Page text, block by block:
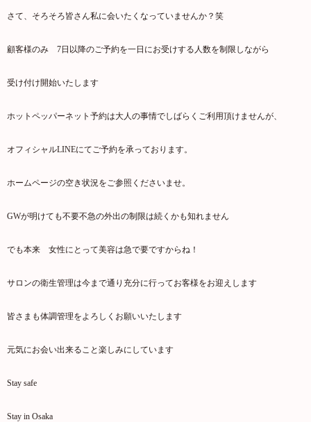
さて、そろそろ皆さん私に会いたくなっていませんか？笑
顧客様のみ 7日以降のご予約を一日にお受けする人数を制限しながら
受け付け開始いたします
ホットペッパーネット予約は大人の事情でしばらくご利用頂けませんが、
オフィシャルLINEにてご予約を承っております。
ホームページの空き状況をご参照くださいませ。
GWが明けても不要不急の外出の制限は続くかも知れません
でも本来 女性にとって美容は急で要ですからね！
サロンの衛生管理は今まで通り充分に行ってお客様をお迎えします
皆さまも体調管理をよろしくお願いいたします
元気にお会い出来ること楽しみにしています
Stay safe
Stay in Osaka